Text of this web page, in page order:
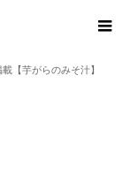
【芋がらのみそ汁】